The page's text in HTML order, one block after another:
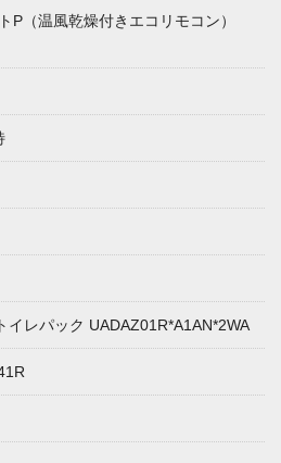
P（温風乾燥付きエコリモコン）
イレパック UADAZ01R*A1AN*2WA